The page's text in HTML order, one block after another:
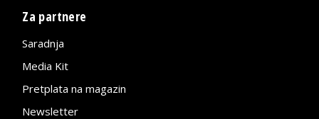
Za partnere
Saradnja
Media Kit
Pretplata na magazin
Newsletter